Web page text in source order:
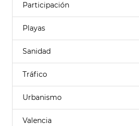
Participación
Playas
Sanidad
Tráfico
Urbanismo
Valencia